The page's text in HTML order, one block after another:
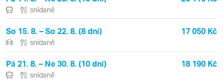
snídaně
So 15. 8. – So 22. 8. (8 dní) 17 050 Kč
snídaně
Pá 21. 8. – Ne 30. 8. (10 dní) 18 190 Kč
snídaně